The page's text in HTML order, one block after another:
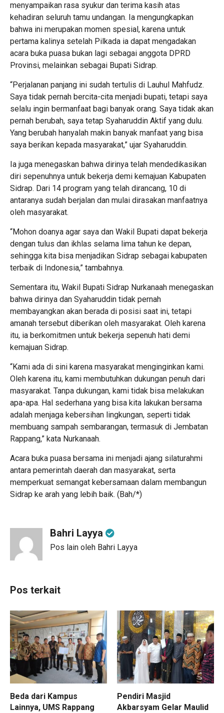
menyampaikan rasa syukur dan terima kasih atas
kehadiran seluruh tamu undangan. Ia mengungkapkan
bahwa ini merupakan momen spesial, karena untuk
pertama kalinya setelah Pilkada ia dapat mengadakan
acara buka puasa bukan lagi sebagai anggota DPRD
Provinsi, melainkan sebagai Bupati Sidrap.
“Perjalanan panjang ini sudah tertulis di Lauhul Mahfudz.
Saya tidak pernah bercita-cita menjadi bupati, tetapi saya
selalu ingin bermanfaat bagi banyak orang. Saya tidak akan
pernah berubah, saya tetap Syaharuddin Aktif yang dulu.
Yang berubah hanyalah makin banyak manfaat yang bisa
saya berikan kepada masyarakat,” ujar Syaharuddin.
Ia juga menegaskan bahwa dirinya telah mendedikasikan
diri sepenuhnya untuk bekerja demi kemajuan Kabupaten
Sidrap. Dari 14 program yang telah dirancang, 10 di
antaranya sudah berjalan dan mulai dirasakan manfaatnya
oleh masyarakat.
“Mohon doanya agar saya dan Wakil Bupati dapat bekerja
dengan tulus dan ikhlas selama lima tahun ke depan,
sehingga kita bisa menjadikan Sidrap sebagai kabupaten
terbaik di Indonesia,” tambahnya.
Sementara itu, Wakil Bupati Sidrap Nurkanaah menegaskan
bahwa dirinya dan Syaharuddin tidak pernah
membayangkan akan berada di posisi saat ini, tetapi
amanah tersebut diberikan oleh masyarakat. Oleh karena
itu, ia berkomitmen untuk bekerja sepenuh hati demi
kemajuan Sidrap.
“Kami ada di sini karena masyarakat menginginkan kami.
Oleh karena itu, kami membutuhkan dukungan penuh dari
masyarakat. Tanpa dukungan, kami tidak bisa melakukan
apa-apa. Hal sederhana yang bisa kita lakukan bersama
adalah menjaga kebersihan lingkungan, seperti tidak
membuang sampah sembarangan, termasuk di Jembatan
Rappang,” kata Nurkanaah.
Acara buka puasa bersama ini menjadi ajang silaturahmi
antara pemerintah daerah dan masyarakat, serta
memperkuat semangat kebersamaan dalam membangun
Sidrap ke arah yang lebih baik. (Bah/*)
Bahri Layya
Pos lain oleh Bahri Layya
Pos terkait
Beda dari Kampus
Lainnya, UMS Rappang
Pendiri Masjid
Akbarsyam Gelar Maulid